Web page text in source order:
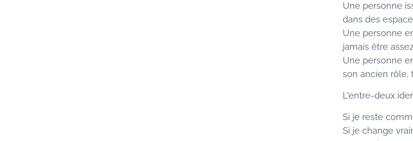
Une personne
dans des
Une personne
jamais être
Une personne
son ancien rôle,
L'entre-deux
Si je reste
Si je change